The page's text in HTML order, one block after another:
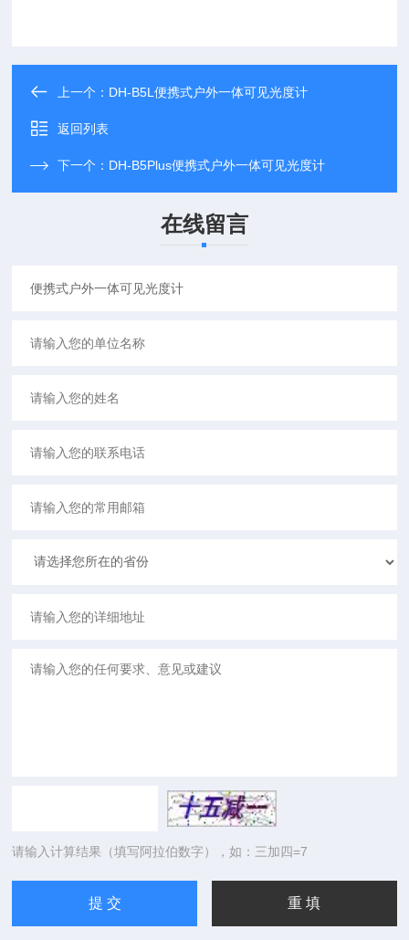
上一个： DH-B5L便携式户外一体可见光度计
返回列表
下一个： DH-B5Plus便携式户外一体可见光度计
在线留言
请输入计算结果（填写阿拉伯数字），如：三加四=7